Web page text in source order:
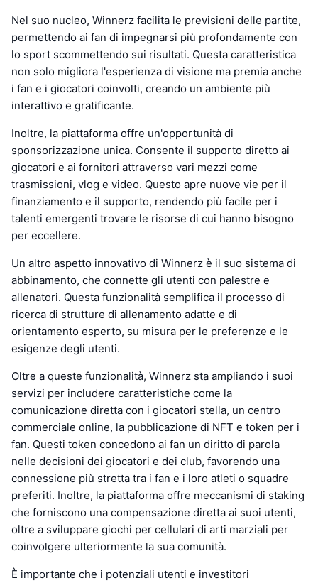
Nel suo nucleo, Winnerz facilita le previsioni delle partite,
permettendo ai fan di impegnarsi più profondamente con
lo sport scommettendo sui risultati. Questa caratteristica
non solo migliora l'esperienza di visione ma premia anche
i fan e i giocatori coinvolti, creando un ambiente più
interattivo e gratificante.
Inoltre, la piattaforma offre un'opportunità di
sponsorizzazione unica. Consente il supporto diretto ai
giocatori e ai fornitori attraverso vari mezzi come
trasmissioni, vlog e video. Questo apre nuove vie per il
finanziamento e il supporto, rendendo più facile per i
talenti emergenti trovare le risorse di cui hanno bisogno
per eccellere.
Un altro aspetto innovativo di Winnerz è il suo sistema di
abbinamento, che connette gli utenti con palestre e
allenatori. Questa funzionalità semplifica il processo di
ricerca di strutture di allenamento adatte e di
orientamento esperto, su misura per le preferenze e le
esigenze degli utenti.
Oltre a queste funzionalità, Winnerz sta ampliando i suoi
servizi per includere caratteristiche come la
comunicazione diretta con i giocatori stella, un centro
commerciale online, la pubblicazione di NFT e token per i
fan. Questi token concedono ai fan un diritto di parola
nelle decisioni dei giocatori e dei club, favorendo una
connessione più stretta tra i fan e i loro atleti o squadre
preferiti. Inoltre, la piattaforma offre meccanismi di staking
che forniscono una compensazione diretta ai suoi utenti,
oltre a sviluppare giochi per cellulari di arti marziali per
coinvolgere ulteriormente la sua comunità.
È importante che i potenziali utenti e investitori